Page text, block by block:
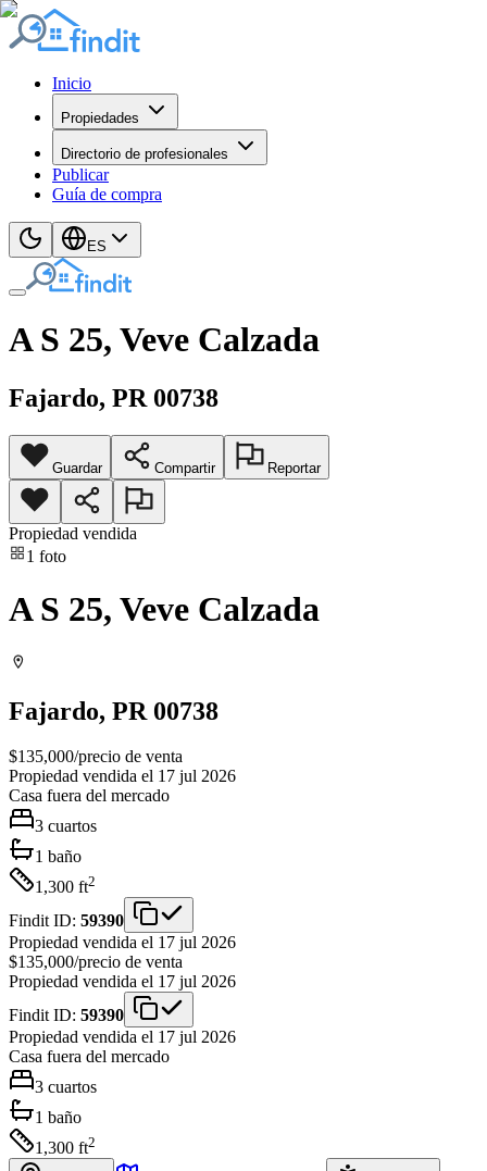
Inicio
Propiedades
Directorio de profesionales
Publicar
Guía de compra
ES
A S 25, Veve Calzada
Fajardo, PR 00738
Guardar Compartir Reportar
Propiedad vendida
1 foto
A S 25, Veve Calzada
Fajardo, PR 00738
$135,000/precio de venta
Propiedad vendida el 17 jul 2026
Casa fuera del mercado
3 cuartos
1 baño
1,300 ft2
Findit ID: 59390
Propiedad vendida el 17 jul 2026
$135,000/precio de venta
Propiedad vendida el 17 jul 2026
Findit ID: 59390
Propiedad vendida el 17 jul 2026
Casa fuera del mercado
3 cuartos
1 baño
1,300 ft2